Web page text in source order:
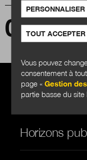
Un
l’université ?
Horizons
TOUT ACCEPTER
Vous pouvez
consentement à
page «Gestion
partie basse du site